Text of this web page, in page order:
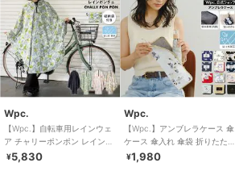
Wpc.
【Wpc.】自転車用レインウェ
ア チャリーポンポン レインポ
ンチョ レインコート レディー
¥5,830
Wpc.
【Wpc.】アンブレラケース 傘
ケース 傘入れ 傘袋 折りたたみ
傘ケース 撥水 レディース 女性
¥1,980